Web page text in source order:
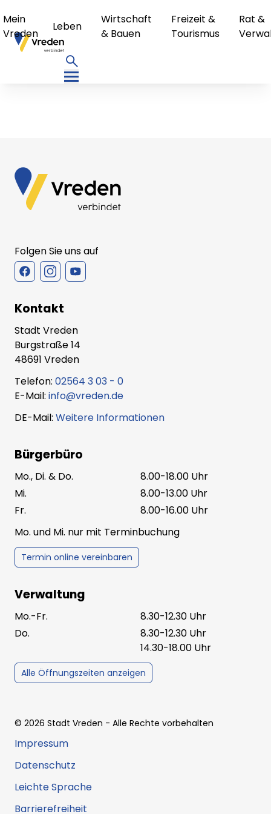
Mein
Vreden
Leben
Wirtschaft
& Bauen
Freizeit &
Tourismus
Rat &
Folgen Sie uns auf
Kontakt
Stadt Vreden
Burgstraße 14
48691 Vreden
Telefon: 02564 3 03 - 0
E-Mail: info@vreden.de
DE-Mail: Weitere Informationen
Bürgerbüro
Mo., Di. & Do.
8.00-18.00 Uhr
Mi.
8.00-13.00 Uhr
Fr.
8.00-16.00 Uhr
Mo. und Mi. nur mit Terminbuchung
Termin online vereinbaren
Verwaltung
Mo.-Fr.
8.30-12.30 Uhr
Do.
8.30-12.30 Uhr
14.30-18.00 Uhr
Alle Öffnungszeiten anzeigen
© 2026 Stadt Vreden - Alle Rechte vorbehalten
Impressum
Datenschutz
Leichte Sprache
Barrierefreiheit